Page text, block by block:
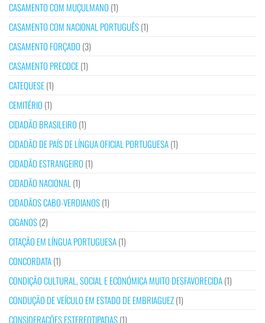
CASAMENTO COM MUÇULMANO (1)
CASAMENTO COM NACIONAL PORTUGUÊS(1)
CASAMENTO FORÇADO (3)
CASAMENTO PRECOCE(1)
CATEQUESE(1)
CEMITÉRIO (1)
CIDADÃO BRASILEIRO (1)
CIDADÃO DE PAÍS DE LÍNGUA OFICIAL PORTUGUESA(1)
CIDADÃO ESTRANGEIRO (1)
CIDADÃO NACIONAL (1)
CIDADÃOS CABO-VERDIANOS(1)
CIGANOS(2)
CITAÇÃO EM LÍNGUA PORTUGUESA(1)
CONCORDATA(1)
CONDIÇÃO CULTURAL, SOCIAL E ECONÓMICA MUITO DESFAVORECIDA(1)
CONDUÇÃO DE VEÍCULO EM ESTADO DE EMBRIAGUEZ(1)
CONSIDERAÇÕES ESTEREOTIPADAS(1)